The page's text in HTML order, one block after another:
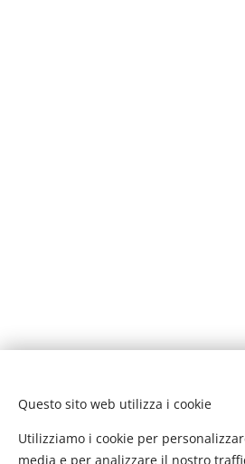
Questo sito web utilizza i cookie
Utilizziamo i cookie per
media e per analizzare il nostro